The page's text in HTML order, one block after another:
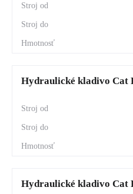
Hydraulické kladivo Cat
Hydraulické kladivo Cat